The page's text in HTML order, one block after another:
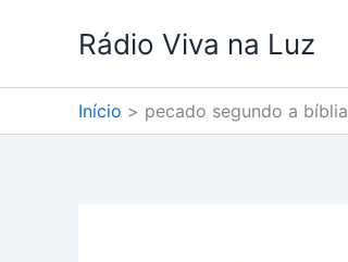
Rádio Viva na Luz
Início pecado segundo a bíblia